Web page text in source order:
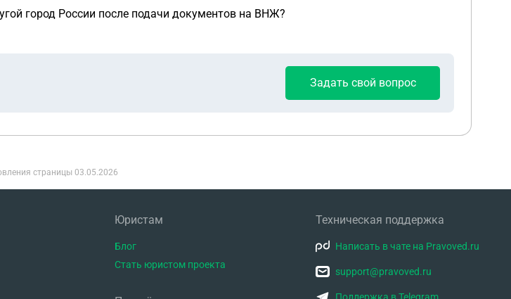
город России после подачи документов на ВНЖ?
Задать свой вопрос
страницы 03.05.2026
Юристам
Блог
Стать юристом проекта
Техническая поддержка
Написать в чате на Pravoved.ru
support@pravoved.ru